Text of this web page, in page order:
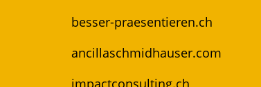
besser-praesentieren.ch
ancillaschmidhauser.com
impactconsulting.ch